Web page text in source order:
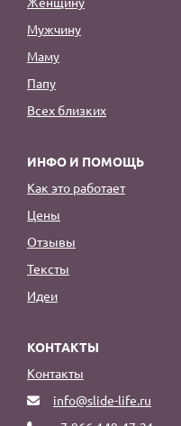
Мужчину
Маму
Папу
Всех близких
ИНФО И ПОМОЩЬ
Как это работает
Цены
Отзывы
Тексты
Идеи
КОНТАКТЫ
Контакты
info@slide-life.ru